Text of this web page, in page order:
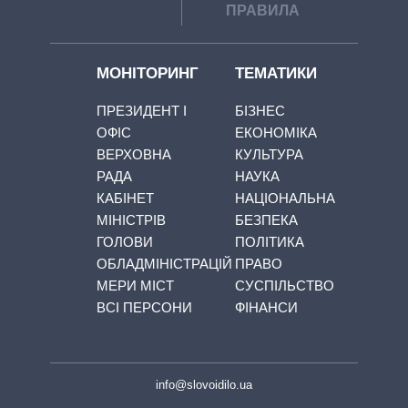
ПРАВИЛА
МОНІТОРИНГ
ПРЕЗИДЕНТ І
ОФІС
ВЕРХОВНА
РАДА
КАБІНЕТ
МІНІСТРІВ
ГОЛОВИ
ОБЛАДМІНІСТРАЦІЙ
МЕРИ МІСТ
ВСІ ПЕРСОНИ
ТЕМАТИКИ
БІЗНЕС
ЕКОНОМІКА
КУЛЬТУРА
НАУКА
НАЦІОНАЛЬНА
БЕЗПЕКА
ПОЛІТИКА
ПРАВО
СУСПІЛЬСТВО
ФІНАНСИ
info@slovoidilo.ua